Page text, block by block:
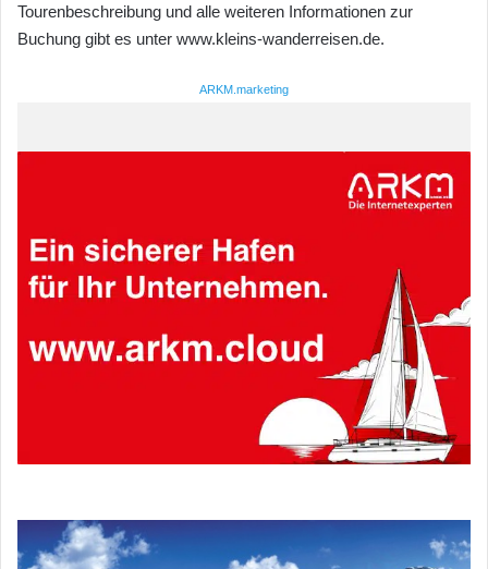
Tourenbeschreibung und alle weiteren Informationen zur
Buchung gibt es unter www.kleins-wanderreisen.de.
ARKM.marketing